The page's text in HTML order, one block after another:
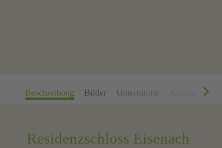
Beschreibung Bilder Unterkünfte
Residenzschloss Eisenach